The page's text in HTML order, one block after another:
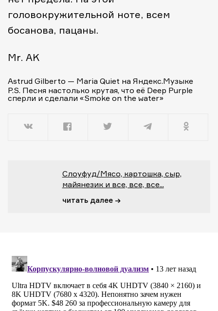
головокружительной ноте, всем
босанова, пацаны.
Mr. AK
Astrud Gilberto — Maria Quiet на Яндекс.Музыке
P.S. Песня настолько крутая, что её Deep Purple
сперли и сделали «Smoke on the water»
Слоуфуд/Мясо, картошка, сыр,
майянезик и все, все, все...
читать далее →